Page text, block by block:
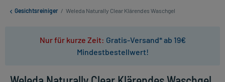
Gesichtsreiniger / Weleda Naturally Clear Klärendes Waschgel
Nur für kurze Zeit: Gratis-Versand* ab 19€
Mindestbestellwert!